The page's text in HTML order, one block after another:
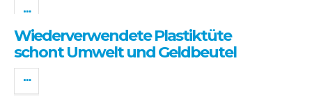
Wiederverwendete Plastiktüte
schont Umwelt und Geldbeutel